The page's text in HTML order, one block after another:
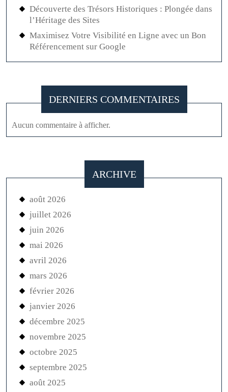
Découverte des Trésors Historiques : Plongée dans
l’Héritage des Sites
Maximisez Votre Visibilité en Ligne avec un Bon
Référencement sur Google
DERNIERS COMMENTAIRES
Aucun commentaire à afficher.
ARCHIVE
août 2026
juillet 2026
juin 2026
mai 2026
avril 2026
mars 2026
février 2026
janvier 2026
décembre 2025
novembre 2025
octobre 2025
septembre 2025
août 2025